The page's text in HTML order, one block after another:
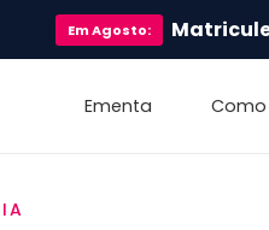
EmAgosto:
Ementa